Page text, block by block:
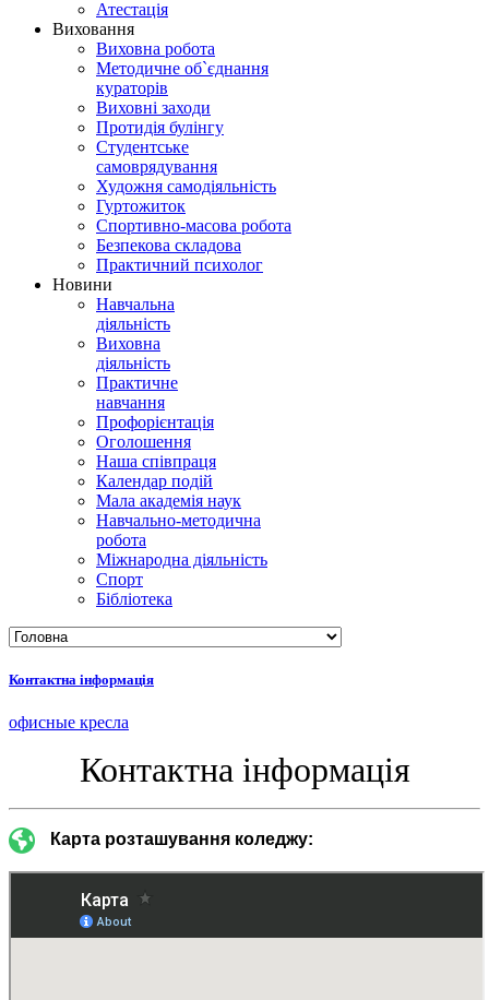
Атестація
Виховання
Виховна робота
Методичне об`єднання
кураторів
Виховні заходи
Протидія булінгу
Студентське
самоврядування
Художня самодіяльність
Гуртожиток
Спортивно-масова робота
Безпекова складова
Практичний психолог
Новини
Навчальна
діяльність
Виховна
діяльність
Практичне
навчання
Профорієнтація
Оголошення
Наша співпраця
Календар подій
Мала академія наук
Навчально-методична
робота
Міжнародна діяльність
Спорт
Бібліотека
Контактна інформація
офисные кресла
Контактна інформація
Карта розташування коледжу: